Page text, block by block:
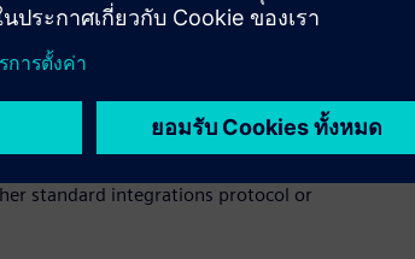
standard integrations protocol or